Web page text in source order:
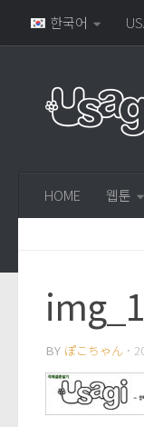
한국어
HOME 웹툰
BY ぽこちゃん ·